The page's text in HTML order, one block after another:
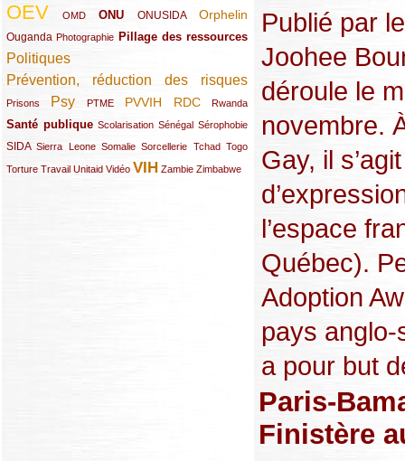
OEV
(269/289) OMD
(26/289) ONU
(58/289) ONUSIDA
(44/289) Orphelin
(112/289)
Ouganda
(29/289) Photographie
(27/289) Pillage des ressources
(77/289)
Politiques
(120/289)
Prévention, réduction des risques
(131/289)
Prisons
(22/289) Psy
(119/289) PTME
(12/289) PVVIH
(111/289) RDC
(104/289) Rwanda
(23/289)
Santé publique
(59/289) Scolarisation
(9/289) Sénégal
(13/289) Sérophobie
(19/289)
SIDA
(29/289)Sierra Leone
(13/289) Somalie
(12/289) Sorcellerie
(19/289) Tchad
(10/289) Togo
(15/289)
Torture
(17/289)Travail
(21/289) Unitaid
(26/289) Vidéo
(23/289) VIH
(154/289) Zambie
(12/289) Zimbabwe
(21/289)
Publié par
Joohee
déroule le
novembre.
Gay, il
l’espace
Québec).
Adoption
pays
a pour but
Paris-
Finistère